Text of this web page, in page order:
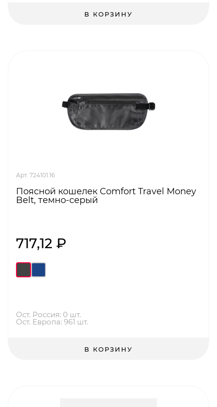
В КОРЗИНУ
Арт. 724101.16
Поясной кошелек Comfort Travel Money
Belt, темно-серый
717,12 ₽
Ост. Россия: 0 шт.
Ост. Европа: 961 шт.
В КОРЗИНУ